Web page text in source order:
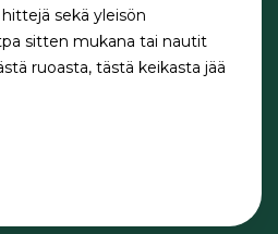
sekä yleisön
sitten mukana tai nautit
ruoasta, tästä keikasta jää